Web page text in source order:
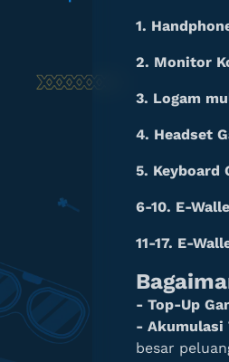
1.
2. Monitor
3. Logam
4. Headset
5. Keyboard
6-10. E-
11-17. E-
- Top-Up
- Akumulasi
besar